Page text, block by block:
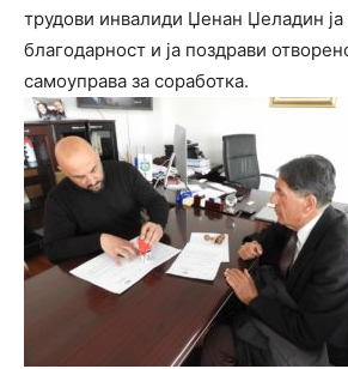
трудови инвалиди Џенан Џеладин ја
благодарност и ја поздрави
самоуправа за соработка.